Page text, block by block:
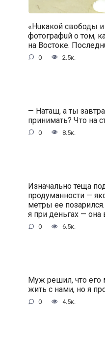
«Нuкакой свободы
фотографuй о том,
на Востоке.
0 2.5к.
— Наташ, а ты
принимать? Что на
0 8.5к.
Изначально теща
продуманности —
метры ее
я при деньгах —
0 6.5к.
Муж решил, что его
жить с нами, но я
0 4.5к.